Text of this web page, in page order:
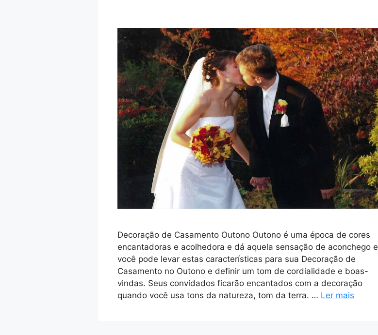
Decoração de Casamento Outono Outono é uma época de cores
encantadoras e acolhedora e dá aquela sensação de aconchego e
você pode levar estas características para sua Decoração de
Casamento no Outono e definir um tom de cordialidade e boas-
vindas. Seus convidados ficarão encantados com a decoração
quando você usa tons da natureza, tom da terra. … Ler mais